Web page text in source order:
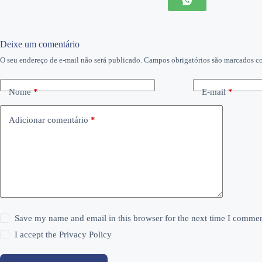
Deixe um comentário
O seu endereço de e-mail não será publicado. Campos obrigatórios são marcados
Nome* E-mail*
Adicionar comentário *
Save my name and email in this browser for the next time I
I accept thePrivacy Policy